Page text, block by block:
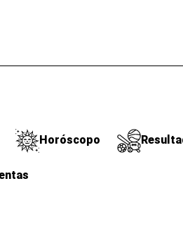
Horóscopo